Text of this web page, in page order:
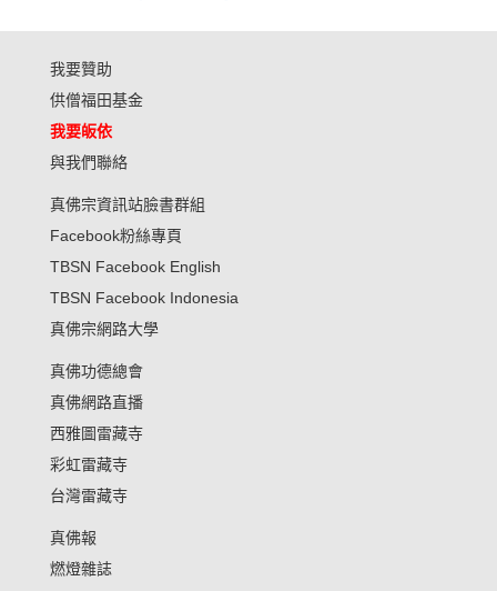
我要贊助
供僧福田基金
我要皈依
與我們聯絡
真佛宗資訊站臉書群組
Facebook粉絲專頁
TBSN Facebook English
TBSN Facebook Indonesia
真佛宗網路大學
真佛功德總會
真佛網路直播
西雅圖雷藏寺
彩虹雷藏寺
台灣雷藏寺
真佛報
燃燈雜誌